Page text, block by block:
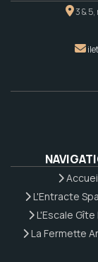
3 &
L'Entracte
L'Escale Gîte
La Fermette